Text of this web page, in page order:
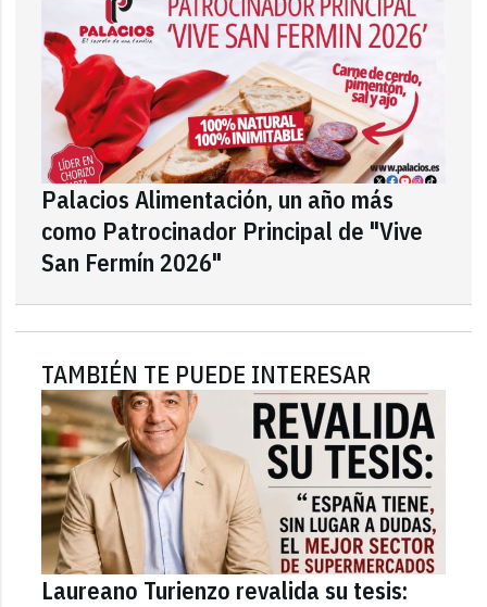
Palacios Alimentación, un año más
como Patrocinador Principal de "Vive
San Fermín 2026"
TAMBIÉN TE PUEDE INTERESAR
Laureano Turienzo revalida su tesis: